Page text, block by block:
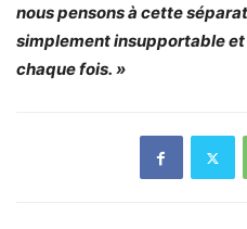
nous pensons à cette
simplement insupportable
chaque fois. »